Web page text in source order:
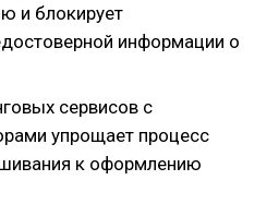
и блокирует
информации о
сервисов с
упрощает процесс
к оформлению